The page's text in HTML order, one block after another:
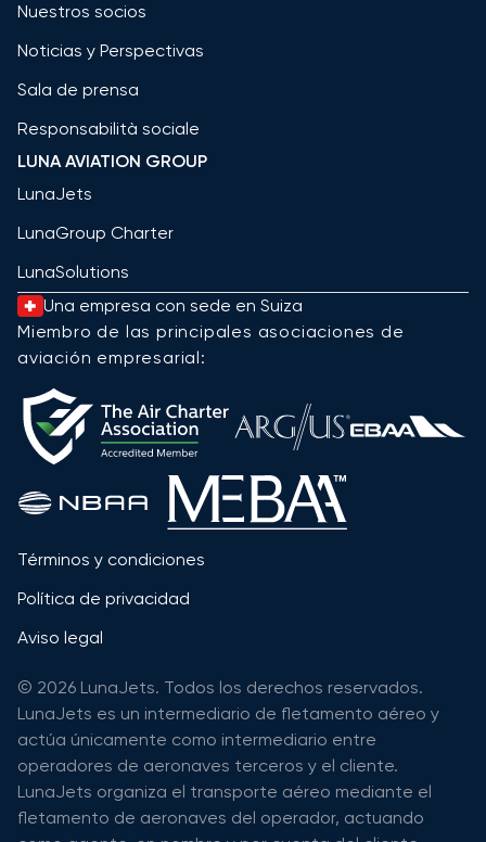
Nuestros socios
Noticias y Perspectivas
Sala de prensa
Responsabilità sociale
LUNA AVIATION GROUP
LunaJets
LunaGroup Charter
LunaSolutions
Una empresa con sede en Suiza
Miembro de las principales asociaciones de
aviación empresarial:
Términos y condiciones
Política de privacidad
Aviso legal
© 2026 LunaJets. Todos los derechos reservados.
LunaJets es un intermediario de fletamento aéreo y
actúa únicamente como intermediario entre
operadores de aeronaves terceros y el cliente.
LunaJets organiza el transporte aéreo mediante el
fletamento de aeronaves del operador, actuando